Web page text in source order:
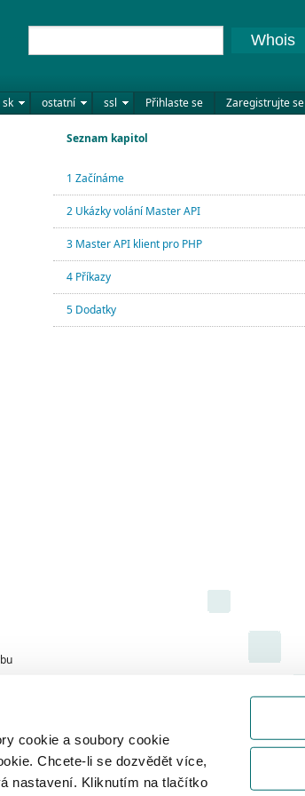
cookie a soubory cookie
Chcete-li se dozvědět více,
nastavení. Kliknutím na tlačítko
sk ostatní ssl Přihlaste se Zaregistrujte se
Whois
Seznam kapitol
1 Začínáme
2 Ukázky volání Master API
3 Master API klient pro PHP
4 Příkazy
5 Dodatky